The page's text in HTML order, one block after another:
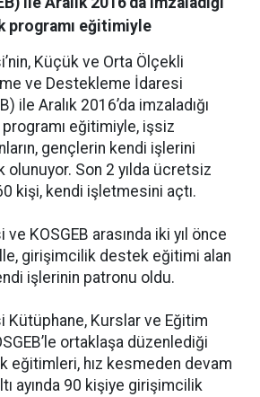
programı eğitimiyle
Küçük ve Orta Ölçekli
ve Destekleme İdaresi
ile Aralık 2016’da imzaladığı
eğitimiyle, işsiz
gençlerin kendi işlerini
olunuyor. Son 2 yılda ücretsiz
kişi, kendi işletmesini açtı.
KOSGEB arasında iki yıl önce
girişimcilik destek eğitimi alan
işlerinin patronu oldu.
Kütüphane, Kurslar ve Eğitim
ortaklaşa düzenlediği
eğitimleri, hız kesmeden devam
ayında 90 kişiye girişimcilik